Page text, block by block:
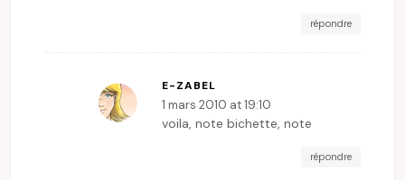
répondre
E-ZABEL
1 mars 2010 at 19:10
voila, note bichette, note
répondre